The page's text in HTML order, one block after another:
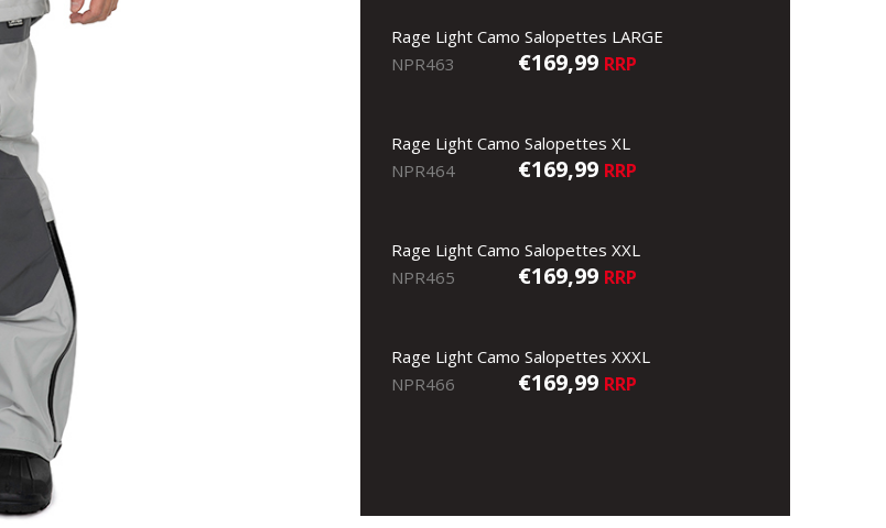
Rage Light Camo Salopettes LARGE
NPR463
€169,99 RRP
Rage Light Camo Salopettes XL
NPR464
€169,99 RRP
Rage Light Camo Salopettes XXL
NPR465
€169,99 RRP
Rage Light Camo Salopettes XXXL
NPR466
€169,99 RRP